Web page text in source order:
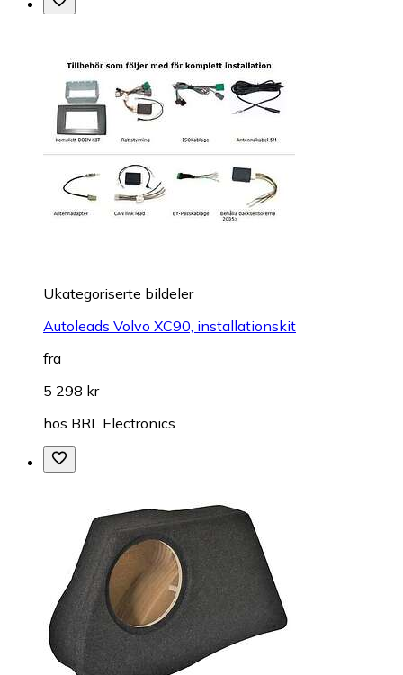
Ukategoriserte bildeler
Autoleads Volvo XC90, installationskit
fra
5 298 kr
hos BRL Electronics